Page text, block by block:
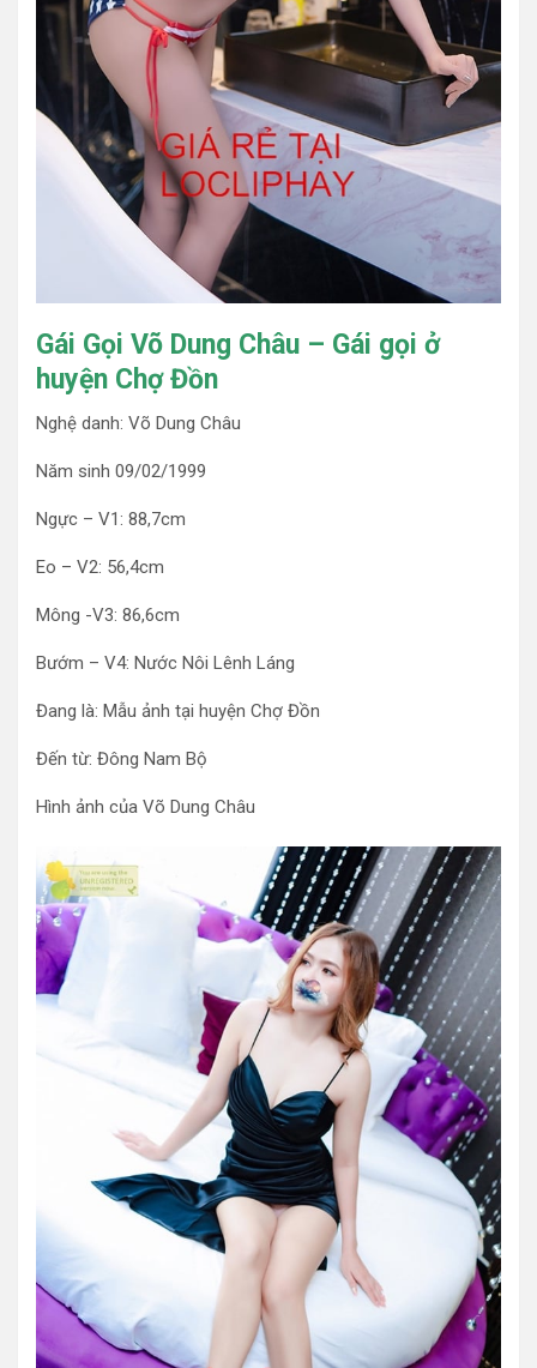
Gái Gọi Võ Dung Châu – Gái gọi ở
huyện Chợ Đồn
Nghệ danh: Võ Dung Châu
Năm sinh 09/02/1999
Ngực – V1: 88,7cm
Eo – V2: 56,4cm
Mông -V3: 86,6cm
Bướm – V4: Nước Nôi Lênh Láng
Đang là: Mẫu ảnh tại huyện Chợ Đồn
Đến từ: Đông Nam Bộ
Hình ảnh của Võ Dung Châu